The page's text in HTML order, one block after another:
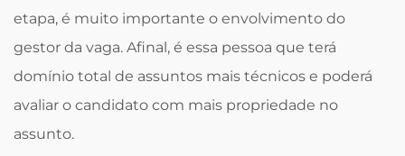
etapa, é muito importante o envolvimento do
gestor da vaga. Afinal, é essa pessoa que terá
domínio total de assuntos mais técnicos e poderá
avaliar o candidato com mais propriedade no
assunto.